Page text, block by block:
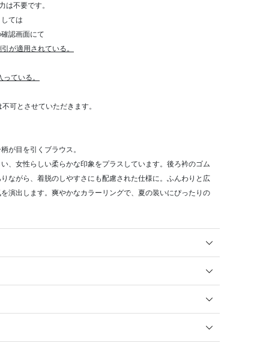
は不要です。
ては
認画面にて
が適用されている。
ている。
可とさせていただきます。
が目を引くブラウス。
、女性らしい柔らかな印象をプラスしています。後ろ衿のゴム
ながら、着脱のしやすさにも配慮された仕様に。ふんわりと広
演出します。爽やかなカラーリングで、夏の装いにぴったりの